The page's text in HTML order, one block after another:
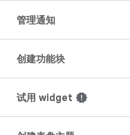
管理通知
创建功能块
试用 widget